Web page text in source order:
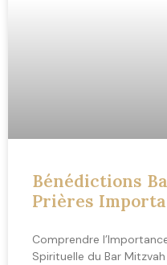
Bénédictions
Prières
Comprendre
Spirituelle du Bar